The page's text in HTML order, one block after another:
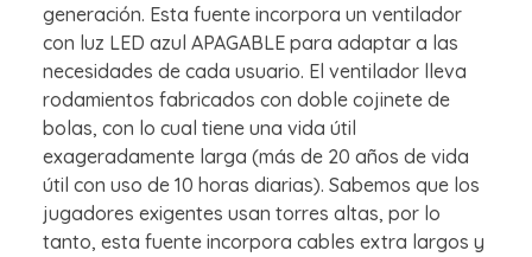
generación. Esta fuente incorpora un ventilador
con luz LED azul APAGABLE para adaptar a las
necesidades de cada usuario. El ventilador lleva
rodamientos fabricados con doble cojinete de
bolas, con lo cual tiene una vida útil
exageradamente larga (más de 20 años de vida
útil con uso de 10 horas diarias). Sabemos que los
jugadores exigentes usan torres altas, por lo
tanto, esta fuente incorpora cables extra largos y